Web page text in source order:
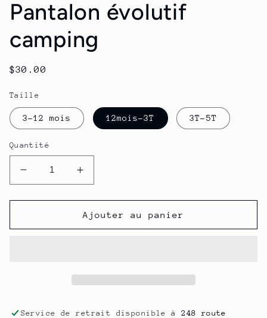
Pantalon évolutif
camping
Prix
$30.00
Taille
3-12 mois 12mois-3T 3T-5T
Quantité
Réduire
la
quantité
Pantalon
Augmenter
la
quantité
de
Pantalon
Ajouter au panier
Service de retrait disponible à248 route